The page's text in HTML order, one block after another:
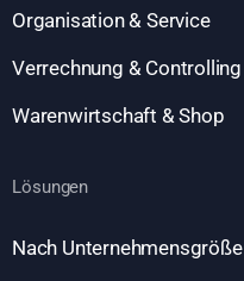
Organisation & Service
Verrechnung & Controlling
Warenwirtschaft & Shop
Lösungen
Nach Unternehmensgröße